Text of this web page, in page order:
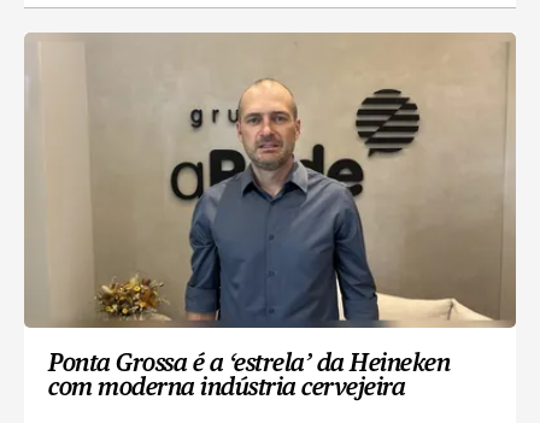
Ponta Grossa é a ‘estrela’ da Heineken
com moderna indústria cervejeira